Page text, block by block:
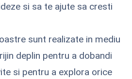
si sa te ajute sa cresti
sunt realizate in mediu
deplin pentru a dobandi
si pentru a explora orice